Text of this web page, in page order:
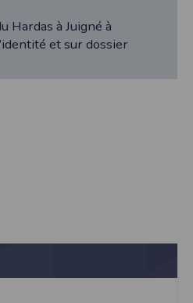
Hardas à Juigné à
et sur dossier
vous